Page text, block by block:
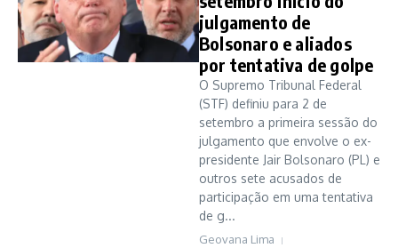
julgamento de
Bolsonaro e aliados
por tentativa de golpe
O Supremo Tribunal Federal
(STF) definiu para 2 de
setembro a primeira sessão do
julgamento que envolve o ex-
presidente Jair Bolsonaro (PL) e
outros sete acusados de
participação em uma tentativa
de g...
Geovana Lima